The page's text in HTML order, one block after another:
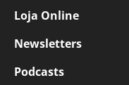
Loja Online
Newsletters
Podcasts